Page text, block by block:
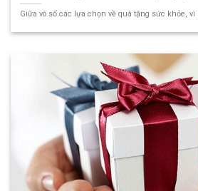
Giữa vô số các lựa chọn về quà tặng sức khỏe, vì